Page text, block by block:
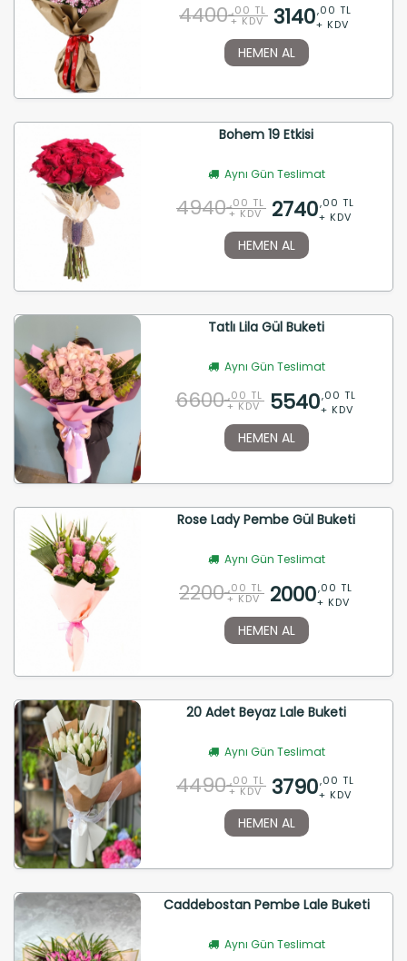
4400 ,00 TL
+ KDV 3140,00 TL
+ KDV
HEMEN AL
Bohem 19 Etkisi
Aynı Gün Teslimat
4940 ,00 TL
+ KDV 2740,00 TL
+ KDV
HEMEN AL
Tatlı Lila Gül Buketi
Aynı Gün Teslimat
6600 ,00 TL
+ KDV 5540,00 TL
+ KDV
HEMEN AL
Rose Lady Pembe Gül Buketi
Aynı Gün Teslimat
2200 ,00 TL
+ KDV 2000,00 TL
+ KDV
HEMEN AL
20 Adet Beyaz Lale Buketi
Aynı Gün Teslimat
4490 ,00 TL
+ KDV 3790,00 TL
+ KDV
HEMEN AL
Caddebostan Pembe Lale Buketi
Aynı Gün Teslimat